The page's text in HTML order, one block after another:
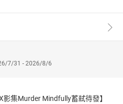
加福音》、《盧俊義牧師講創世紀
任台北和信醫院宗教師、倫理和安
事
7/31 - 2026/8/6
影集Murder Mindfully蓄弒待發】